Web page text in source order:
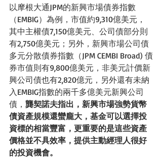
以摩根大通JPM的新興市場債券指數
（EMBIG）為例，市值約9,310億美元，
其中主權債7,150億美元、公司債部分則
有2,750億美元；另外，新興市場公司債
多元分散債券指數（JPM CEMBI Broad) 債
券市值則有9,800億美元，非美元計價新
興公司債也有2,820億元，另外還有未納
入EMBIG指數的兩千多億美元新興公司
債， 龔契諾夫指出，新興市場強勢貨幣
債資產規模還蠻龐大，基金可以選擇投
資標的相當豐富，更重要的是這些資產
價格並不具效率，提供主動經理人很好
的投資機會。